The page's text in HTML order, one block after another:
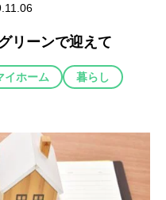
リーンで迎えて
イホーム 暮らし